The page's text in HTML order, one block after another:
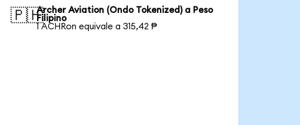
🇵🇭Archer Aviation (Ondo Tokenized) a Peso
Filipino
1 ACHRon equivale a 315,42 ₱